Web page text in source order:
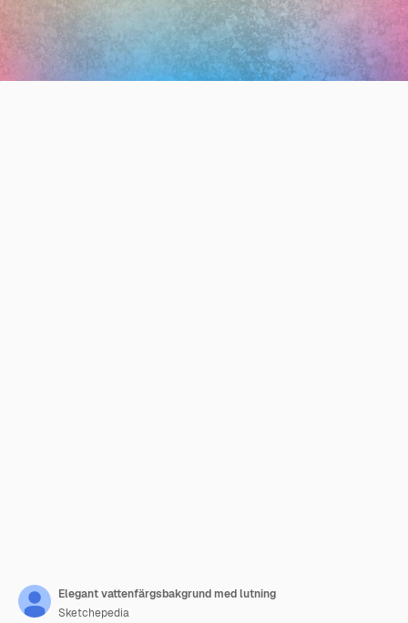
Elegant vattenfärgsbakgrund med lutning
Sketchepedia